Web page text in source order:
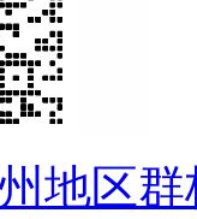
地区